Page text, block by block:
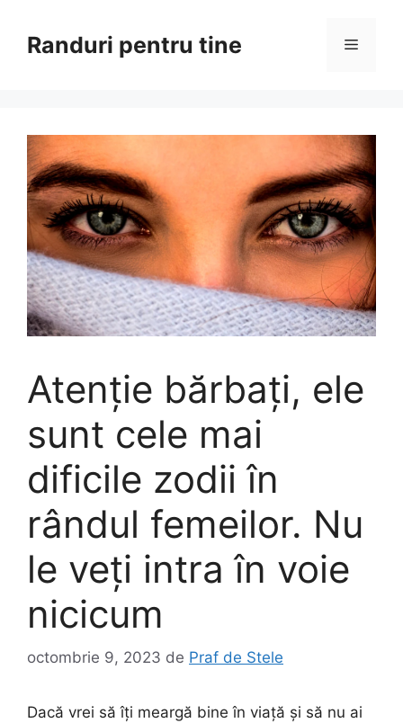
conținutRanduri pentru tine Meniu
Atenție bărbați, ele
sunt cele mai
dificile zodii în
rândul femeilor. Nu
le veți intra în voie
nicicum
octombrie 9, 2023 de Praf de Stele
Dacă vrei să îți meargă bine în viață și să nu ai